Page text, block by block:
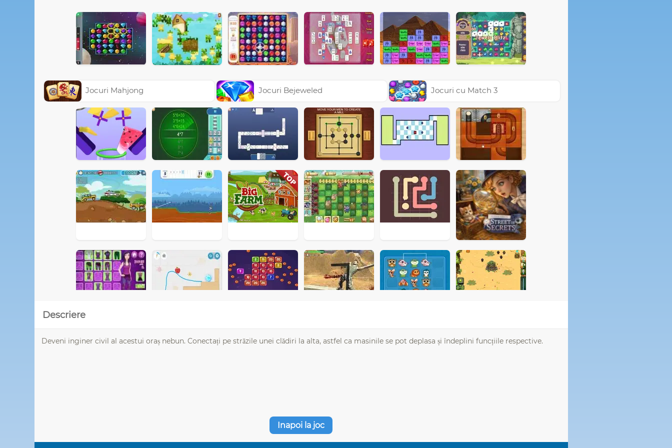
Jocuri Mahjong Jocuri Bejeweled Jocuri cu Match 3
Descriere
Deveni inginer civil al acestui oraș nebun. Conectați pe străzile unei clădiri la alta, astfel ca masinile se pot deplasa și îndeplini funcțiile respective.
Inapoi la joc